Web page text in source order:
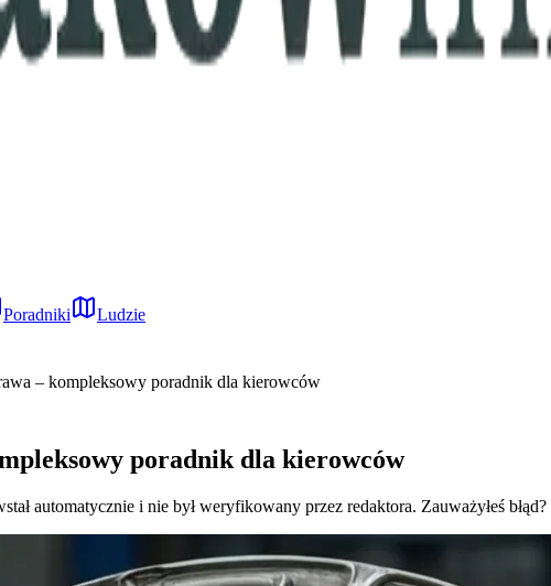
Poradniki
Ludzie
– kompleksowy poradnik dla kierowców
poradnik dla kierowców
automatycznie i nie był weryfikowany przez redaktora. Zauważyłeś błąd?